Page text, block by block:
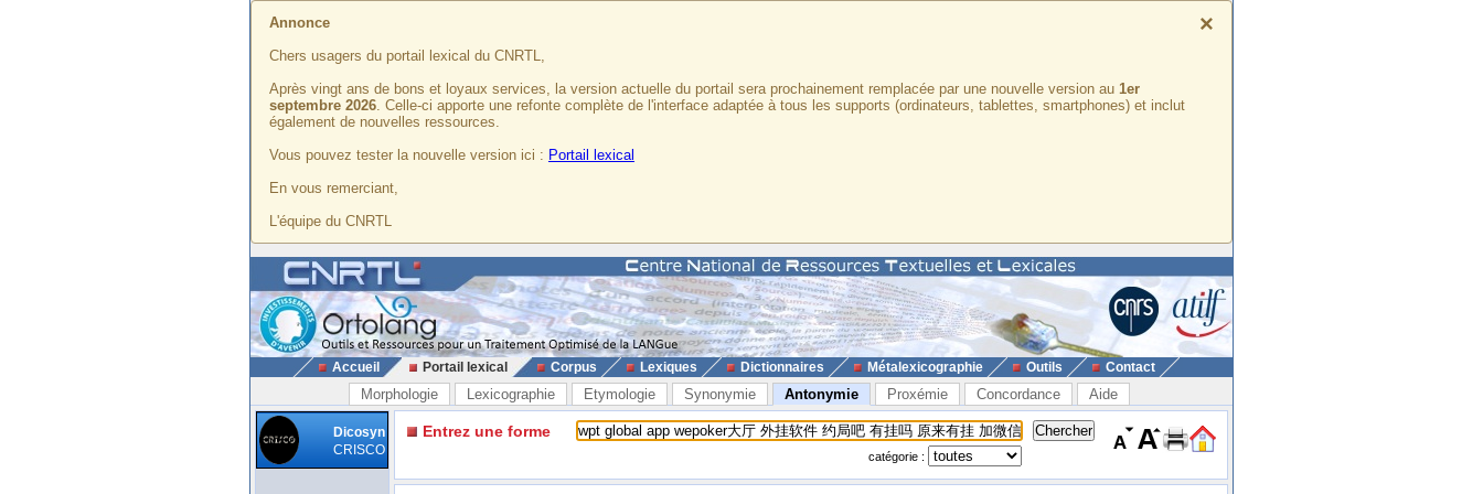
×
Annonce
Chers usagers du portail lexical du CNRTL,
Après vingt ans de bons et loyaux services, la version actuelle du portail sera prochainement remplacée par une nouvelle version au 1er
septembre 2026. Celle-ci apporte une refonte complète de l'interface adaptée à tous les supports (ordinateurs, tablettes, smartphones) et inclut
également de nouvelles ressources.
Vous pouvez tester la nouvelle version ici : Portail lexical
En vous remerciant,
L'équipe du CNRTL
Accueil Portail lexical Corpus Lexiques Dictionnaires Métalexicographie Outils Contact
Morphologie Lexicographie Etymologie Synonymie Antonymie Proxémie Concordance Aide
Dicosyn
CRISCO
Entrez une forme
catégorie :